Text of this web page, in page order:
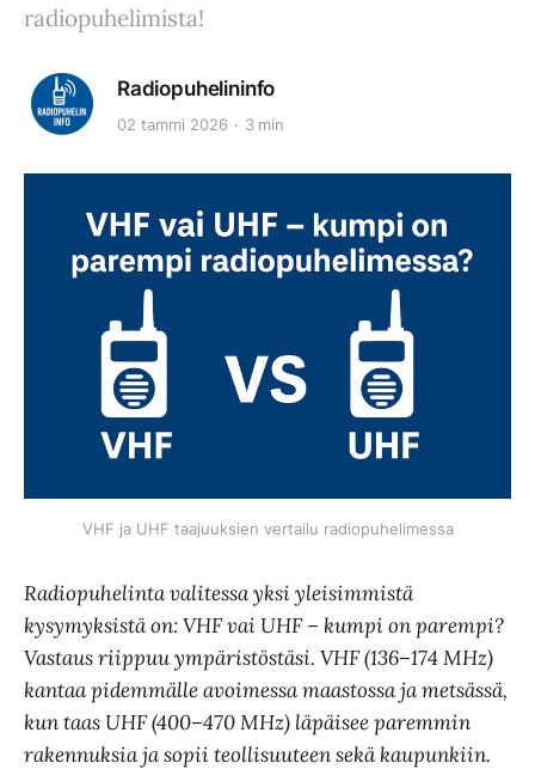
radiopuhelimista!
Radiopuhelininfo
02 tammi 2026 3 min
VHF ja UHF taajuuksien vertailu radiopuhelimessa
Radiopuhelinta valitessa yksi yleisimmistä
kysymyksistä on: VHF vai UHF – kumpi on parempi?
Vastaus riippuu ympäristöstäsi. VHF (136–174 MHz)
kantaa pidemmälle avoimessa maastossa ja metsässä,
kun taas UHF (400–470 MHz) läpäisee paremmin
rakennuksia ja sopii teollisuuteen sekä kaupunkiin.